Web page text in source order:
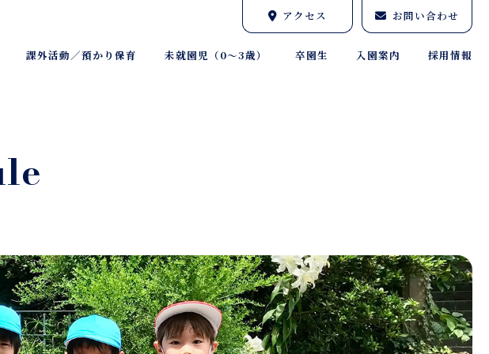
アクセス お問い合わせ
課外活動／預かり保育 未就園児（0～3歳） 卒園生 入園案内 採用情報